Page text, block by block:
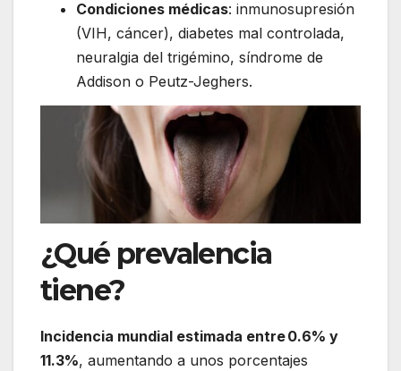
Condiciones médicas: inmunosupresión
(VIH, cáncer), diabetes mal controlada,
neuralgia del trigémino, síndrome de
Addison o Peutz-Jeghers.
¿Qué prevalencia
tiene?
Incidencia mundial estimada entre 0.6% y
11.3%, aumentando a unos porcentajes